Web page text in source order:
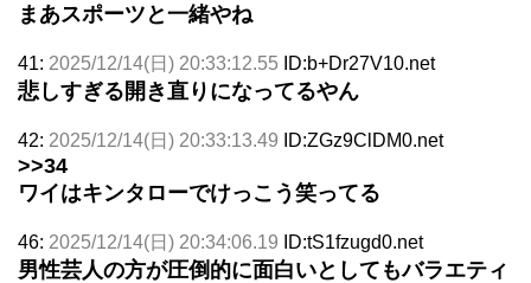
まあスポーツと一緒やね
41: 2025/12/14(日) 20:33:12.55 ID:b+Dr27V10.net
悲しすぎる開き直りになってるやん
42: 2025/12/14(日) 20:33:13.49 ID:ZGz9ClDM0.net
>>34
ワイはキンタローでけっこう笑ってる
46: 2025/12/14(日) 20:34:06.19 ID:tS1fzugd0.net
男性芸人の方が圧倒的に面白いとしてもバラエティ